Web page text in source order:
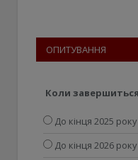
ОПИТУВАННЯ
Коли завершиться
До кінця 2025 року
До кінця 2026 року